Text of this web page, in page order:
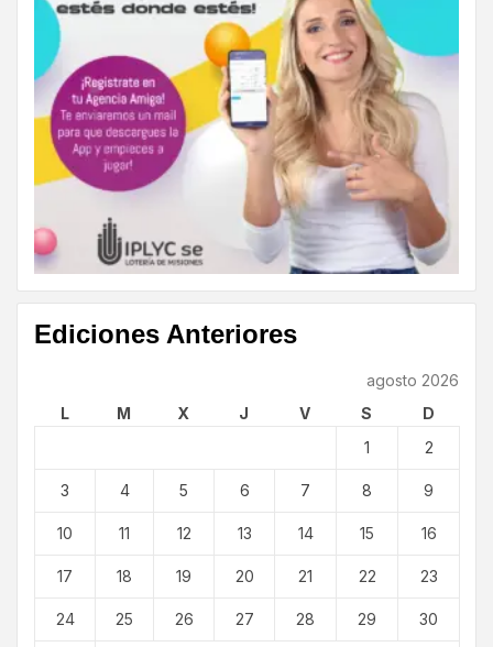
Ediciones Anteriores
agosto 2026
L
M X J V S
D
1
2
3 4 5 6 7 8 9
10 11 12 13 14 15 16
17 18 19 20 21 22 23
24 25 26 27 28 29 30